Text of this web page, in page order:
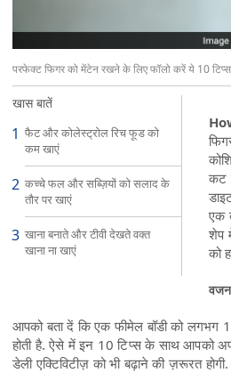
परफेक्ट फिगर को मेंटेन रखने के लिए फॉलो करें ये 10 टिप्स
खास बातें
फैट और कोलेस्ट्रोल रिच फूड को
कम खाएं
कच्चे फल और सब्ज़ियों को सलाद के
तौर पर खाएं
खाना बनाते और टीवी देखते वक्त
खाना ना खाएं
कट
एक
शेप
को
आपको बता दें कि एक फीमेल बॉडी को
होती है. ऐसे में इन 10 टिप्स के साथ आपको
डेली एक्टिविटीज़ को भी बढ़ाने की ज़रूरत